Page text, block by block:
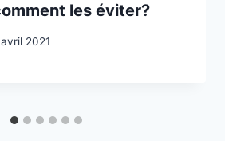
les éviter?
2021